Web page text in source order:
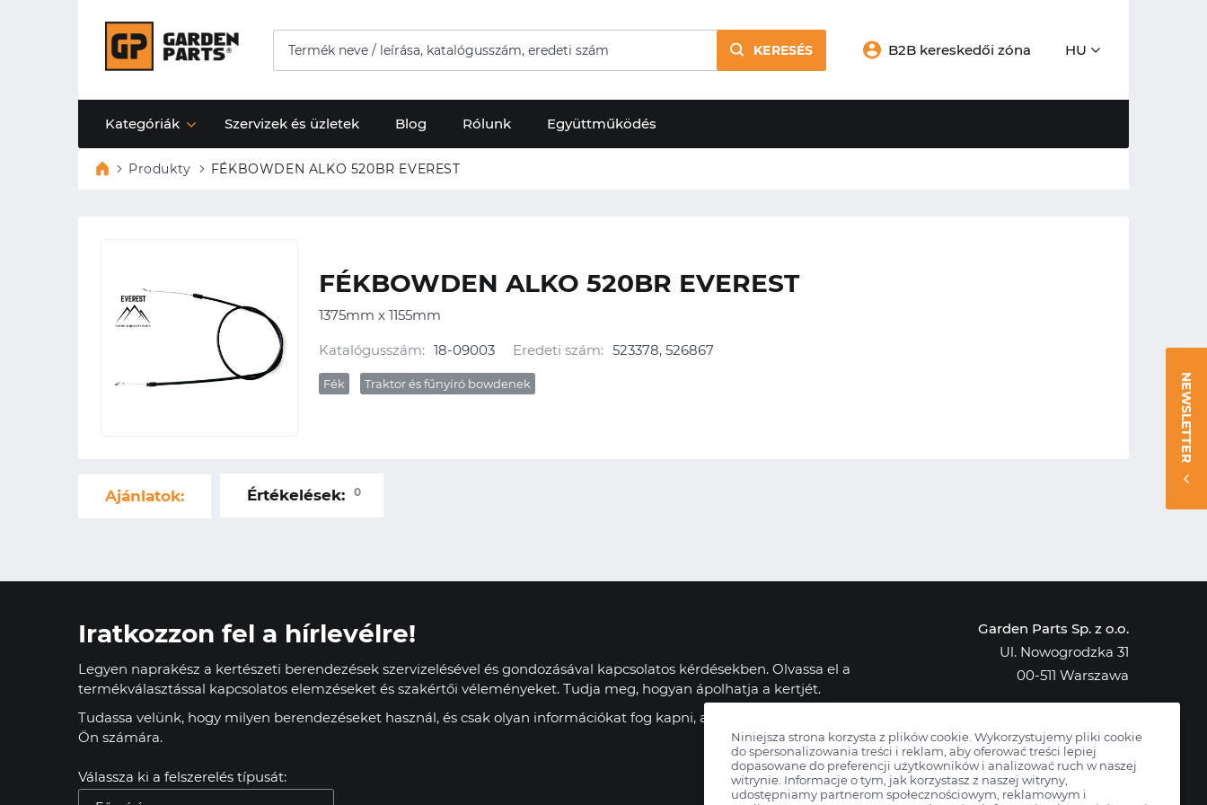
KERESÉS B2B kereskedői zóna HU
Kategóriák Szervizek és üzletek Blog Rólunk Együttműködés
Produkty FÉKBOWDEN ALKO 520BR EVEREST
FÉKBOWDEN ALKO 520BR EVEREST
1375mm x 1155mm
Katalógusszám: 18-09003 Eredeti szám: 523378, 526867
Fék Traktor és fűnyíró bowdenek
Ajánlatok: Értékelések: 0
NEWSLETTER
Iratkozzon fel a hírlevélre!
Legyen naprakész a kertészeti berendezések szervizelésével és gondozásával kapcsolatos kérdésekben. Olvassa el a
termékválasztással kapcsolatos elemzéseket és szakértői véleményeket. Tudja meg, hogyan ápolhatja a kertjét.
Tudassa velünk, hogy milyen berendezéseket használ, és csak olyan információkat fog kapni, amelyek hasznosak az
Ön számára.
Válassza ki a felszerelés típusát:
Garden Parts Sp. z o.o.
Ul. Nowogrodzka 31
00-511 Warszawa
NIP: 701-034-91-62
KRS: 0000431421
Niniejsza strona korzysta z plików cookie. Wykorzystujemy pliki cookie
do spersonalizowania treści i reklam, aby oferować treści lepiej
dopasowane do preferencji użytkowników i analizować ruch w naszej
witrynie. Informacje o tym, jak korzystasz z naszej witryny,
udostępniamy partnerom społecznościowym, reklamowym i